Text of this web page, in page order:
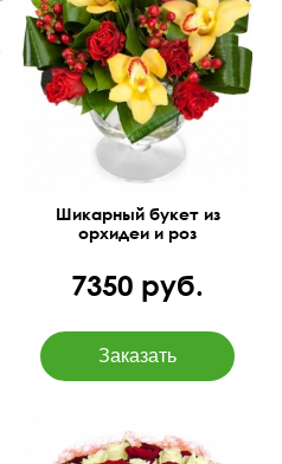
50 см 40 см
Шикарный букет из
орхидеи и роз
7350 руб.